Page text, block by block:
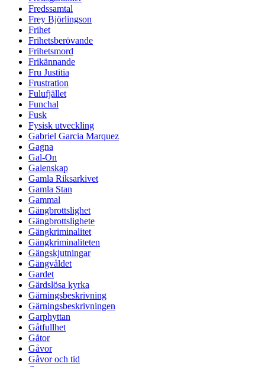
Fredssamtal
Frey Björlingson
Frihet
Frihetsberövande
Frihetsmord
Frikännande
Fru Justitia
Frustration
Fulufjället
Funchal
Fusk
Fysisk utveckling
Gabriel Garcia Marquez
Gagna
Gal-On
Galenskap
Gamla Riksarkivet
Gamla Stan
Gammal
Gängbrottslighet
Gängbrottslighete
Gängkriminalitet
Gängkriminaliteten
Gängskjutningar
Gängvåldet
Gardet
Gärdslösa kyrka
Gärningsbeskrivning
Gärningsbeskrivningen
Garphyttan
Gåtfullhet
Gåtor
Gåvor
Gåvor och tid